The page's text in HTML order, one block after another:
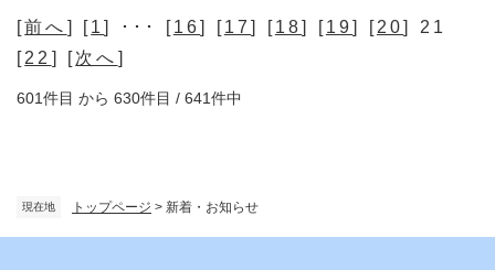
現在地 トップページ > 新着・お知らせ
[前へ ] [1] ･･･ [16] [17] [18] [19] [20] 21
[22 ] [次へ ]
601件目 から 630件目 / 641件中